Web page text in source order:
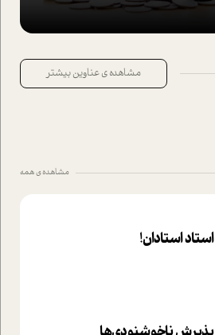
مشاهده ی عناوین بیشتر
مشاهده ی همه
استاد استادان!